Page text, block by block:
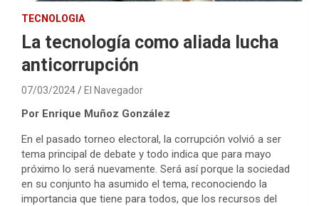
TECNOLOGIA
La tecnología como aliada lucha
anticorrupción
07/03/2024 El Navegador
Por Enrique Muñoz González
En el pasado torneo electoral, la corrupción volvió a ser
tema principal de debate y todo indica que para mayo
próximo lo será nuevamente. Será así porque la sociedad
en su conjunto ha asumido el tema, reconociendo la
importancia que tiene para todos, que los recursos del